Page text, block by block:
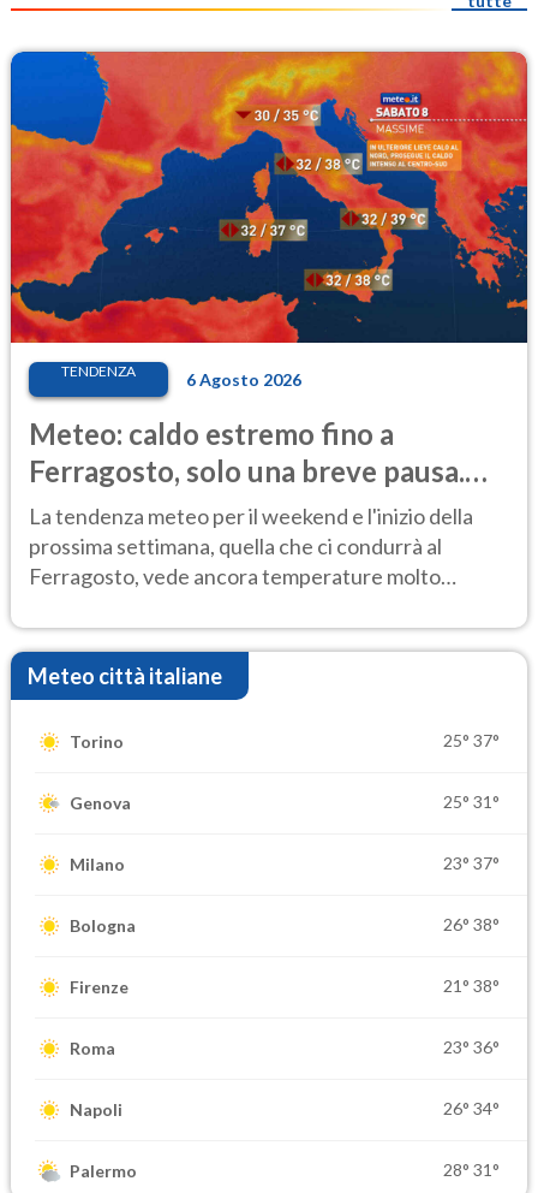
TENDENZA 6 Agosto 2026
Meteo: caldo estremo fino a
Ferragosto, solo una breve pausa.
Ecco dove
La tendenza meteo per il weekend e l'inizio della
prossima settimana, quella che ci condurrà al
Ferragosto, vede ancora temperature molto
Meteo città italiane
Torino 25° 37°
Genova 25° 31°
Milano 23° 37°
Bologna 26° 38°
Firenze 21° 38°
Roma 23° 36°
Napoli 26° 34°
Palermo 28° 31°